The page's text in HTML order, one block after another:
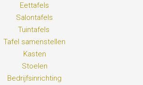
Eettafels
Salontafels
Tuintafels
Tafel samenstellen
Kasten
Stoelen
Bedrijfsinrichting